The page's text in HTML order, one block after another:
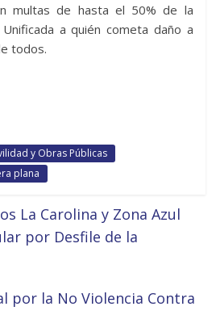
multas de hasta el 50% de la
Unificada a quién cometa daño a
todos.
y Obras Públicas
plana
La Carolina y Zona Azul
por Desfile de la
por la No Violencia Contra